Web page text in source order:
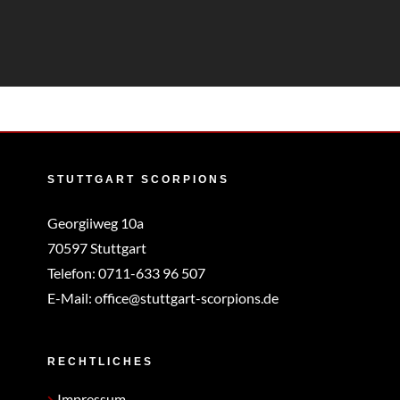
STUTTGART SCORPIONS
Georgiiweg 10a
70597 Stuttgart
Telefon: 0711-633 96 507
E-Mail: office@stuttgart-scorpions.de
RECHTLICHES